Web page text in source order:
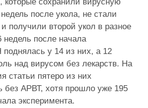
которые сохранили вирусную
после укола, не стали
получили второй укол в разное
недель после начала
у 14 из них, а 12
над вирусом без лекарств. На
статьи пятеро из них
без АРВТ, хотя прошло уже 195
эксперимента.